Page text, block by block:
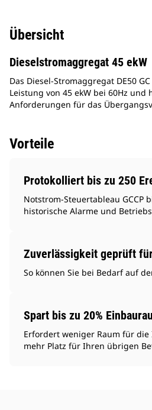
Übersicht
Dieselstromaggregat 45 ekW
Das Diesel-Stromaggregat DE50
Leistung von 45 ekW bei 60Hz und
Anforderungen für das
Vorteile
Protokolliert bis zu 250
Notstrom-Steuertableau GCCP
historische Alarme und
Zuverlässigkeit geprüft
So können Sie bei Bedarf auf
Spart bis zu 20%
Erfordert weniger Raum für
mehr Platz für Ihren übrigen